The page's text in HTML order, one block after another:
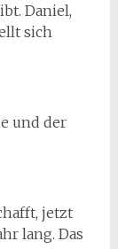
Daniel,
sich
und der
jetzt
lang. Das